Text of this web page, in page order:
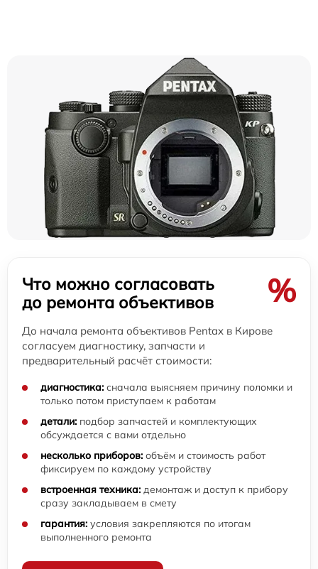
Что можно согласовать
до ремонта объективов
%
До начала ремонта объективов Pentax в Кирове
согласуем диагностику, запчасти и
предварительный расчёт стоимости:
диагностика: сначала выясняем причину поломки и
только потом приступаем к работам
детали: подбор запчастей и комплектующих
обсуждается с вами отдельно
несколько приборов: объём и стоимость работ
фиксируем по каждому устройству
встроенная техника: демонтаж и доступ к прибору
сразу закладываем в смету
гарантия: условия закрепляются по итогам
выполненного ремонта